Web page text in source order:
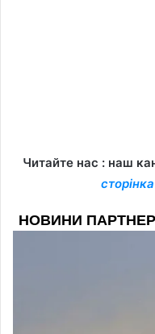
Читайте нас : наш
сторінка